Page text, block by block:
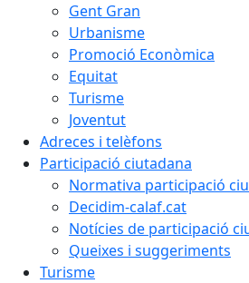
Gent Gran
Urbanisme
Promoció Econòmica
Equitat
Turisme
Joventut
Adreces i telèfons
Participació ciutadana
Normativa participació
Decidim-calaf.cat
Notícies de participació
Queixes i suggeriments
Turisme